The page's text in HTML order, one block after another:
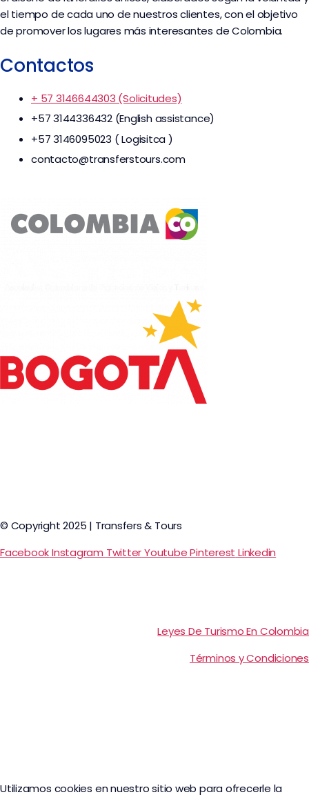
el tiempo de cada uno de nuestros clientes, con el objetivo
de promover los lugares más interesantes de Colombia.
Contactos
+ 57 3146644303 (Solicitudes)
+57 3144336432 (English assistance)
+57 3146095023 ( Logisitca )
contacto@transferstours.com
© Copyright 2025 | Transfers & Tours
FacebookInstagram TwitterYoutubePinterest Linkedin
Leyes De Turismo En Colombia
Términos y Condiciones
Utilizamos cookies en nuestro sitio web para ofrecerle la